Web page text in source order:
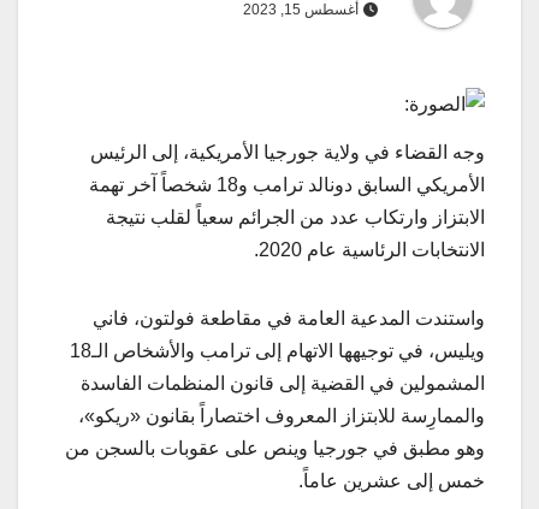
أغسطس 15, 2023
وجه القضاء في ولاية جورجيا الأمريكية، إلى الرئيس
الأمريكي السابق دونالد ترامب و18 شخصاً آخر تهمة
الابتزاز وارتكاب عدد من الجرائم سعياً لقلب نتيجة
الانتخابات الرئاسية عام 2020.
واستندت المدعية العامة في مقاطعة فولتون، فاني
ويليس، في توجيهها الاتهام إلى ترامب والأشخاص الـ18
المشمولين في القضية إلى قانون المنظمات الفاسدة
والممارِسة للابتزاز المعروف اختصاراً بقانون «ريكو»،
وهو مطبق في جورجيا وينص على عقوبات بالسجن من
خمس إلى عشرين عاماً.